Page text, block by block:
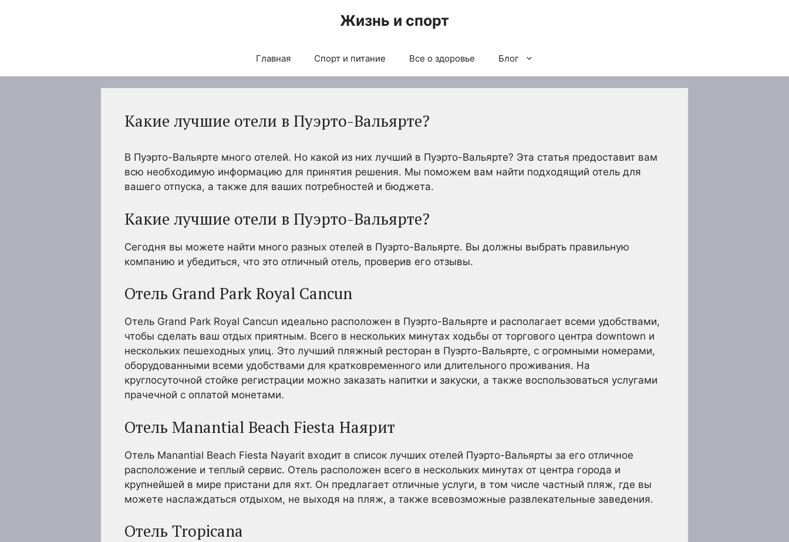
Жизнь и спорт
Главная Спорт и питание Все о здоровье Блог
Какие лучшие отели в Пуэрто-Вальярте?
В Пуэрто-Вальярте много отелей. Но какой из них лучший в Пуэрто-Вальярте? Эта статья предоставит вам
всю необходимую информацию для принятия решения. Мы поможем вам найти подходящий отель для
вашего отпуска, а также для ваших потребностей и бюджета.
Какие лучшие отели в Пуэрто-Вальярте?
Сегодня вы можете найти много разных отелей в Пуэрто-Вальярте. Вы должны выбрать правильную
компанию и убедиться, что это отличный отель, проверив его отзывы.
Отель Grand Park Royal Cancun
Отель Grand Park Royal Cancun идеально расположен в Пуэрто-Вальярте и располагает всеми удобствами,
чтобы сделать ваш отдых приятным. Всего в нескольких минутах ходьбы от торгового центра downtown и
нескольких пешеходных улиц. Это лучший пляжный ресторан в Пуэрто-Вальярте, с огромными номерами,
оборудованными всеми удобствами для кратковременного или длительного проживания. На
круглосуточной стойке регистрации можно заказать напитки и закуски, а также воспользоваться услугами
прачечной с оплатой монетами.
Отель Manantial Beach Fiesta Наярит
Отель Manantial Beach Fiesta Nayarit входит в список лучших отелей Пуэрто-Вальярты за его отличное
расположение и теплый сервис. Отель расположен всего в нескольких минутах от центра города и
крупнейшей в мире пристани для яхт. Он предлагает отличные услуги, в том числе частный пляж, где вы
можете наслаждаться отдыхом, не выходя на пляж, а также всевозможные развлекательные заведения.
Отель Tropicana